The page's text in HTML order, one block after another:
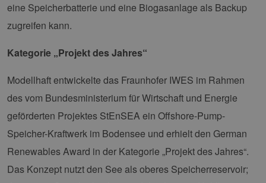
eine Speicherbatterie und eine Biogasanlage als Backup
zugreifen kann.
Kategorie „Projekt des Jahres“
Modellhaft entwickelte das Fraunhofer IWES im Rahmen
des vom Bundesministerium für Wirtschaft und Energie
geförderten Projektes StEnSEA ein Offshore-Pump-
Speicher-Kraftwerk im Bodensee und erhielt den German
Renewables Award in der Kategorie „Projekt des Jahres“.
Das Konzept nutzt den See als oberes Speicherreservoir;